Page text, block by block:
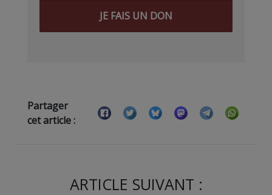
JE FAIS UN DON
Partager
cet article :
ARTICLE SUIVANT :